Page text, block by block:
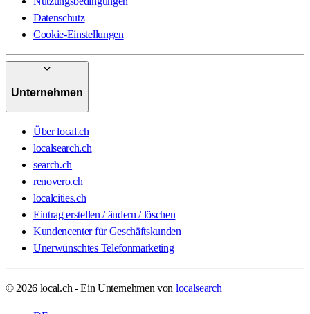
Datenschutz
Cookie-Einstellungen
Unternehmen
Über local.ch
localsearch.ch
search.ch
renovero.ch
localcities.ch
Eintrag erstellen / ändern / löschen
Kundencenter für Geschäftskunden
Unerwünschtes Telefonmarketing
© 2026 local.ch - Ein Unternehmen von localsearch